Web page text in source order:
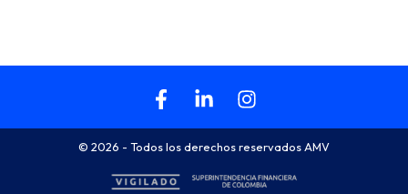
© 2026 - Todos los derechos reservados AMV